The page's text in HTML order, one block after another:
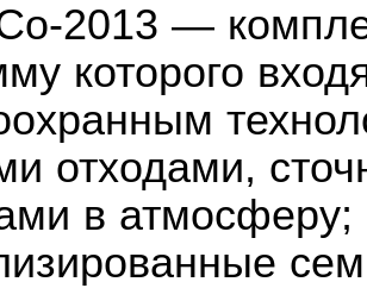
2013 —
которого
отходами,
в